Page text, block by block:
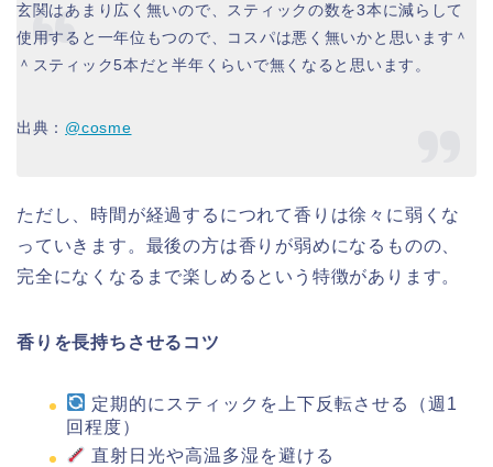
玄関はあまり広く無いので、スティックの数を3本に減らして
使用すると一年位もつので、コスパは悪く無いかと思います＾
＾スティック5本だと半年くらいで無くなると思います。
出典： @cosme
ただし、時間が経過するにつれて香りは徐々に弱くな
っていきます。最後の方は香りが弱めになるものの、
完全になくなるまで楽しめるという特徴があります。
香りを長持ちさせるコツ
定期的にスティックを上下反転させる（週1
回程度）
直射日光や高温多湿を避ける